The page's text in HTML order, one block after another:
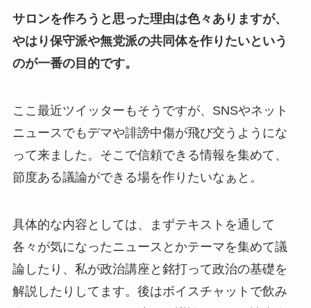
サロンを作ろうと思った理由は色々ありますが、
やはり保守派や無党派の共同体を作りたいという
のが一番の目的です。
ここ最近ツイッターもそうですが、SNSやネット
ニュースでもデマや誹謗中傷が飛び交うようにな
って来ました。そこで信頼できる情報を集めて、
節度ある議論ができる場を作りたいなぁと。
具体的な内容としては、まずテキストを通して
各々が気になったニュースとかテーマを集めて議
論したり、私が政治講座と銘打って政治の基礎を
解説したりしてます。後はボイスチャットで飲み